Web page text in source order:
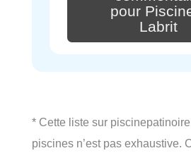
pour
Labrit
* Cette liste sur
piscines n’est pas exhaustive.